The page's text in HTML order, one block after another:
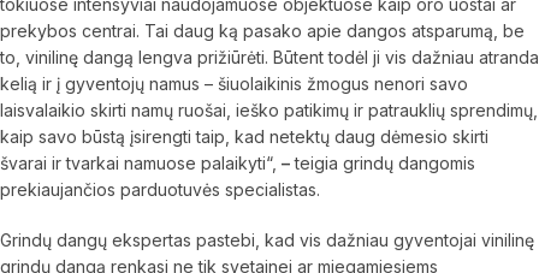
tokiuose intensyviai naudojamuose objektuose kaip oro uostai ar
prekybos centrai. Tai daug ką pasako apie dangos atsparumą, be
to, vinilinę dangą lengva prižiūrėti. Būtent todėl ji vis dažniau atranda
kelią ir į gyventojų namus – šiuolaikinis žmogus nenori savo
laisvalaikio skirti namų ruošai, ieško patikimų ir patrauklių sprendimų,
kaip savo būstą įsirengti taip, kad netektų daug dėmesio skirti
švarai ir tvarkai namuose palaikyti“, –teigia grindų dangomis
prekiaujančios parduotuvės specialistas.
Grindų dangų ekspertas pastebi, kad vis dažniau gyventojai vinilinę
grindų dangą renkasi ne tik svetainei ar miegamiesiems